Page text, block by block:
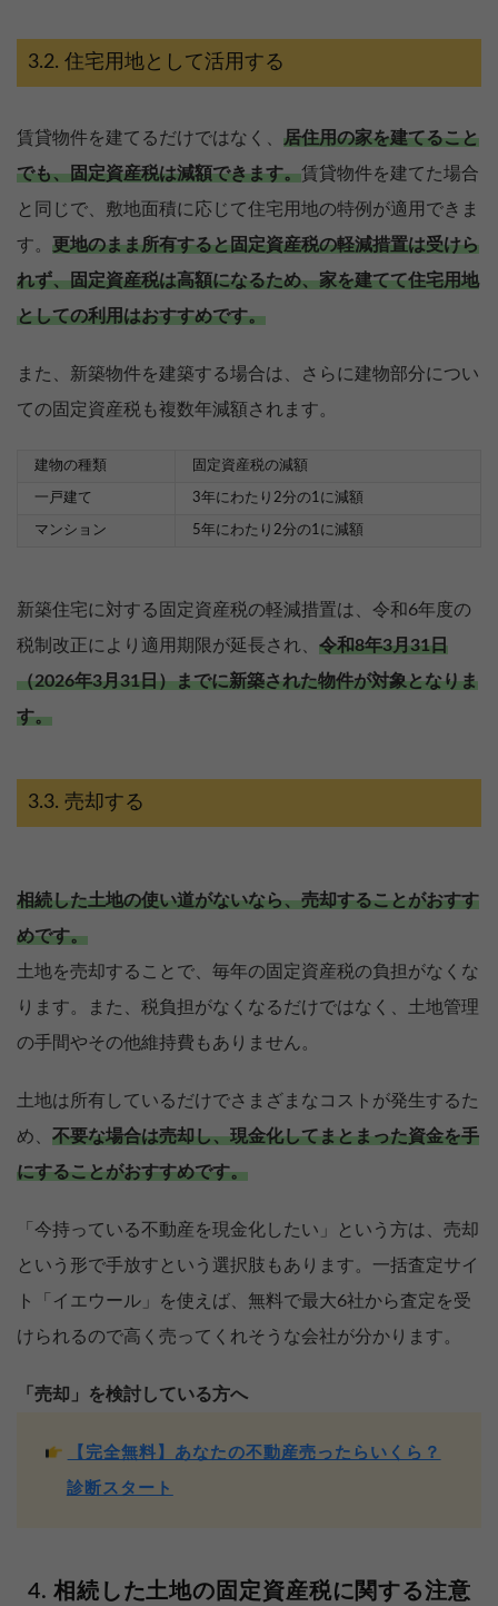
住宅用地として活用する
賃貸物件を建てるだけではなく、 居住用の家を建てること
でも、固定資産税は減額できます。賃貸物件を建てた場合
と同じで、敷地面積に応じて住宅用地の特例が適用できま
す。 更地のまま所有すると固定資産税の軽減措置は受けら
れず、固定資産税は高額になるため、家を建てて住宅用地
としての利用はおすすめです。
また、新築物件を建築する場合は、さらに建物部分につい
ての固定資産税も複数年減額されます。
建物の種類 固定資産税の減額
一戸建て 3年にわたり2分の1に減額
マンション 5年にわたり2分の1に減額
新築住宅に対する固定資産税の軽減措置は、令和6年度の
税制改正により適用期限が延長され、 令和8年3月31日
（2026年3月31日）までに新築された物件が対象となりま
す。
売却する
相続した土地の使い道がないなら、売却することがおすす
めです。
土地を売却することで、毎年の固定資産税の負担がなくな
ります。また、税負担がなくなるだけではなく、土地管理
の手間やその他維持費もありません。
土地は所有しているだけでさまざまなコストが発生するた
め、 不要な場合は売却し、現金化してまとまった資金を手
にすることがおすすめです。
「今持っている不動産を現金化したい」という方は、売却
という形で手放すという選択肢もあります。一括査定サイ
ト「イエウール」を使えば、無料で最大6社から査定を受
けられるので高く売ってくれそうな会社が分かります。
「売却」を検討している方へ
【完全無料】あなたの不動産売ったらいくら？
診断スタート
相続した土地の固定資産税に関する注意